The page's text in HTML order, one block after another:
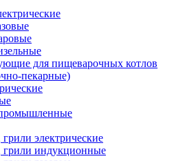
для пищеварочных котлов
пекарные)
электрические
грили индукционные